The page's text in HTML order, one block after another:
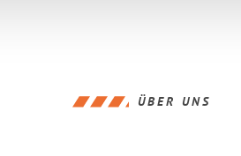
ÜBER UNS